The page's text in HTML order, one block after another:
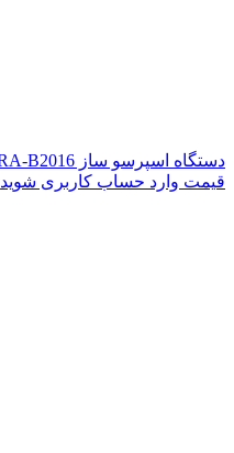
دستگاه اسپرسو ساز BEZZERA-B2016 یک گروپ
قیمت وارد حساب کاربری شوید